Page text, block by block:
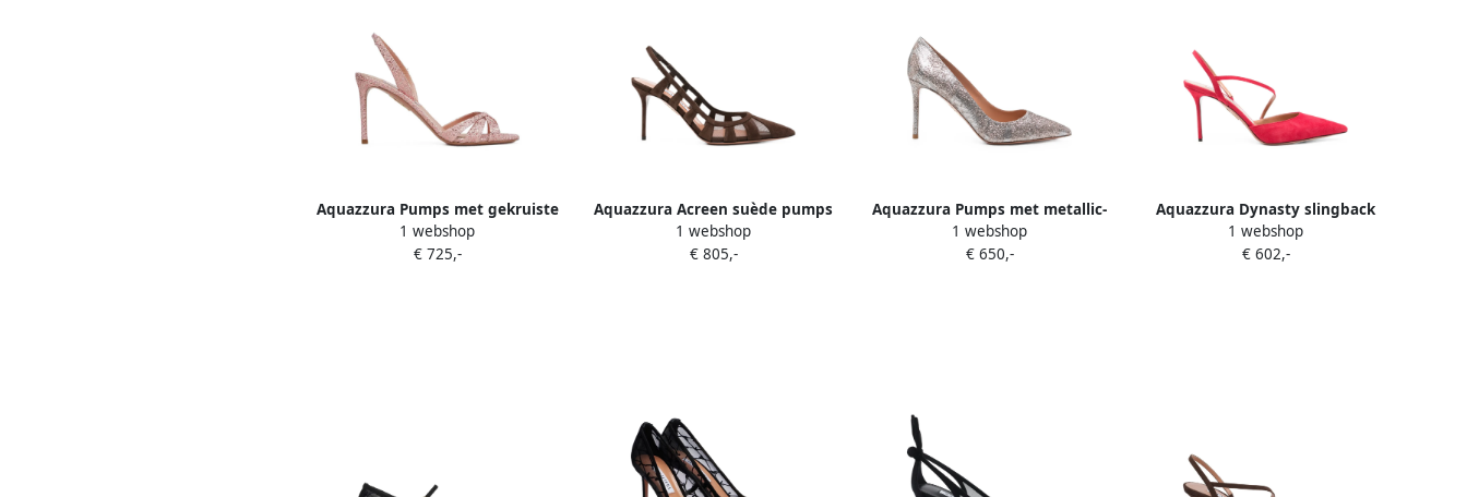
Aquazzura Pumps met gekruiste
bandjes en geweven textuur
Roze
1 webshop
€ 725,-
Aquazzura Acreen suède pumps
met mesh vlakken Bruin
1 webshop
€ 805,-
Aquazzura Pumps met metallic-
effect Zilver
1 webshop
€ 650,-
Aquazzura Dynasty slingback
pumps met hak Rood
1 webshop
€ 602,-